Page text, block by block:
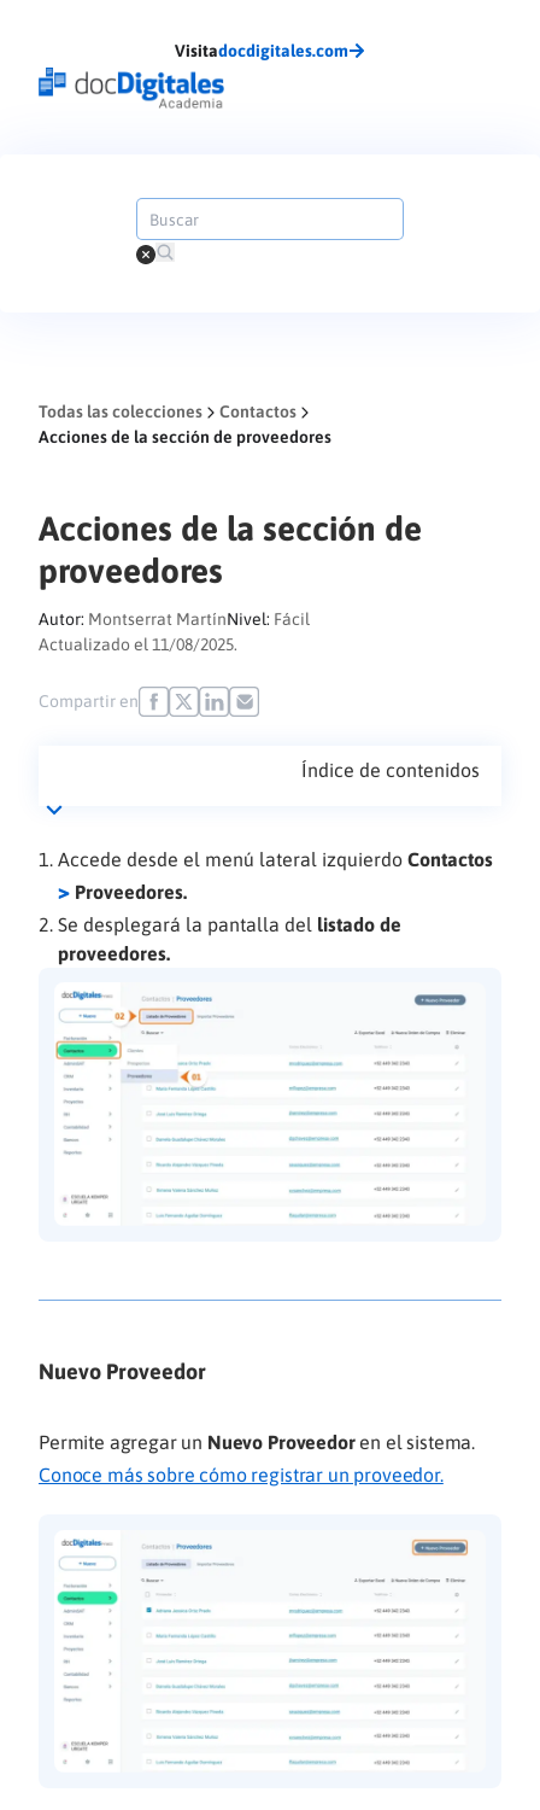
Visitadocdigitales.com
Todas las colecciones
Contactos
Acciones de la sección de proveedores
Acciones de la sección de
proveedores
Autor: Montserrat MartínNivel: Fácil
Actualizado el 11/08/2025.
Compartir en
Índice de contenidos
Accede desde el menú lateral izquierdo Contactos
> Proveedores.
Se desplegará la pantalla del listado de
proveedores.
Nuevo Proveedor
Permite agregar un Nuevo Proveedoren el sistema.
Conoce más sobre cómo registrar un proveedor.